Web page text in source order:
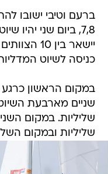
ברעם וטיבי ישובו
יישאר בין
כניסה לשיוט
במקום הראשון כרגע
שניים מארבעת
שליליות. במקום
שליליות ובמקום